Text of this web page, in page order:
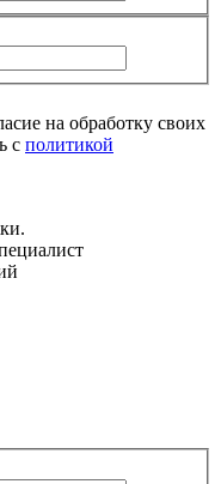
на обработку своих
с политикой